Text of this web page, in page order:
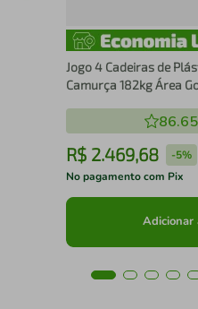
Jogo 4 Cadeiras de
Camurça 182kg Área
R$ 2.469,68 -5%
No pagamento com Pix
Adicionar